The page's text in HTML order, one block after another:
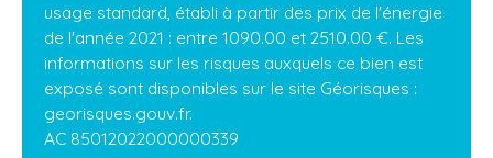
usage standard, établi à partir des prix de l'énergie
de l'année 2021 : entre 1090.00 et 2510.00 €. Les
informations sur les risques auxquels ce bien est
exposé sont disponibles sur le site Géorisques :
georisques.gouv.fr.
AC 85012022000000339